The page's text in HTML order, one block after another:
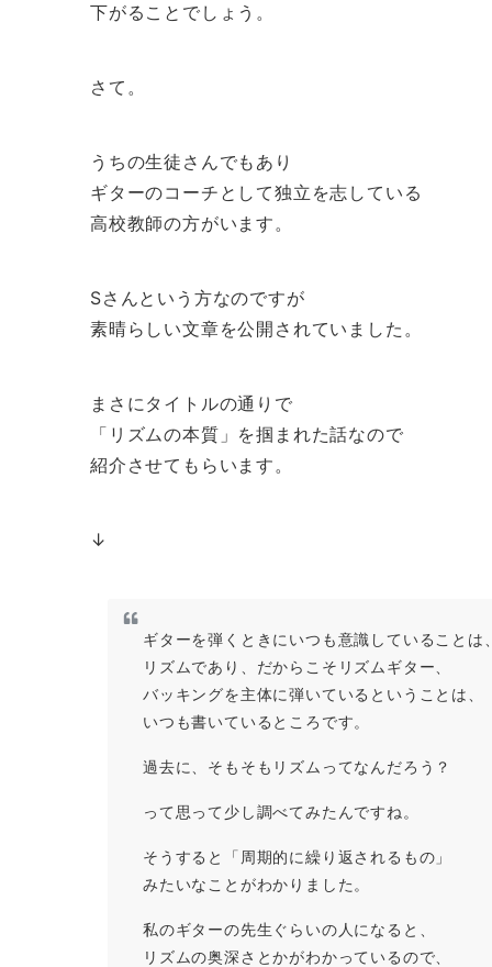
下がることでしょう。
さて。
うちの生徒さんでもあり
ギターのコーチとして独立を志している
高校教師の方がいます。
Sさんという方なのですが
素晴らしい文章を公開されていました。
まさにタイトルの通りで
「リズムの本質」を掴まれた話なので
紹介させてもらいます。
↓
ギターを弾くときにいつも意識していることは
リズムであり、だからこそリズムギター、
バッキングを主体に弾いているということは、
いつも書いているところです。
過去に、そもそもリズムってなんだろう？
って思って少し調べてみたんですね。
そうすると「周期的に繰り返されるもの」
みたいなことがわかりました。
私のギターの先生ぐらいの人になると、
リズムの奥深さとかがわかっているので、